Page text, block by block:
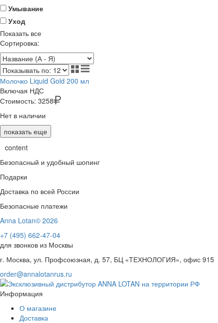
Умывание
Уход
Показать все
Сортировка:
Молочко Liquid Gold 200 мл
Включая НДС
Стоимость: 3258
Нет в наличии
показать еще
content
Безопасный и удобный шопинг
Подарки
Доставка по всей России
Безопасные платежи
Anna Lotan© 2026
+7 (495) 662-47-04
для звонков из Москвы
г. Москва, ул. Профсоюзная, д. 57, БЦ «ТЕХНОЛОГИЯ», офис 915
order@annalotanrus.ru
Информация
О магазине
Доставка